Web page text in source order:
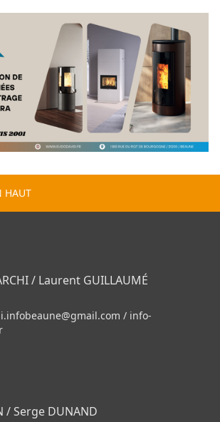
HAUT
/ Laurent GUILLAUMÉ
/ info-
/ Serge DUNAND